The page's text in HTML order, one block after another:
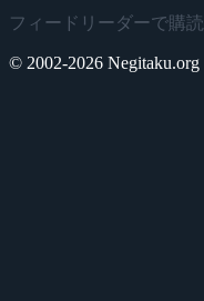
フィードリーダーで購読
© 2002-2026 Negitaku.org